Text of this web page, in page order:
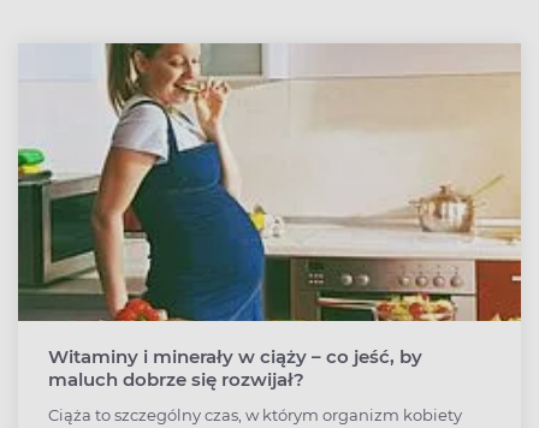
Witaminy i minerały w ciąży – co jeść, by
maluch dobrze się rozwijał?
Ciąża to szczególny czas, w którym organizm kobiety